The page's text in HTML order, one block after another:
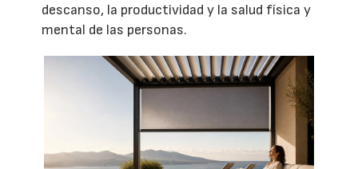
descanso, la productividad y la salud física y
mental de las personas.